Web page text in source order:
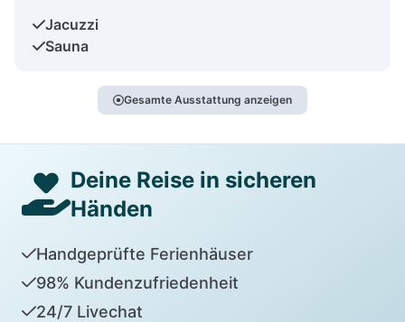
Jacuzzi
Sauna
Gesamte Ausstattung anzeigen
Deine Reise in sicheren
Händen
Handgeprüfte Ferienhäuser
98% Kundenzufriedenheit
24/7 Livechat